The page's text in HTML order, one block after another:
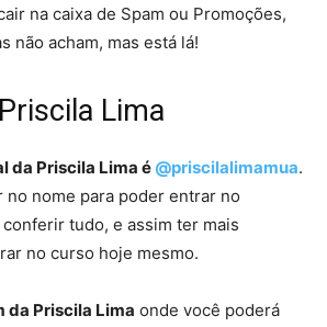
na caixa de Spam ou Promoções,
não acham, mas está lá!
Lima
da Priscila Lima é @priscilalimamua.
no nome para poder entrar no
tudo, e assim ter mais
no curso hoje mesmo.
da Priscila Lima onde você poderá